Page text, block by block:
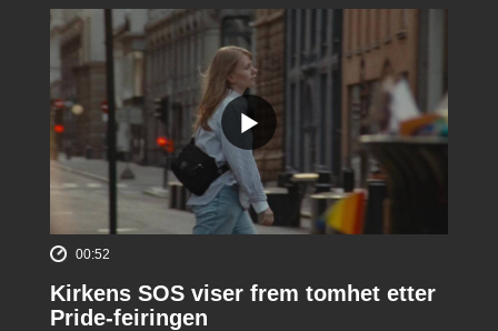
00:52
Kirkens SOS viser frem tomhet etter
Pride-feiringen